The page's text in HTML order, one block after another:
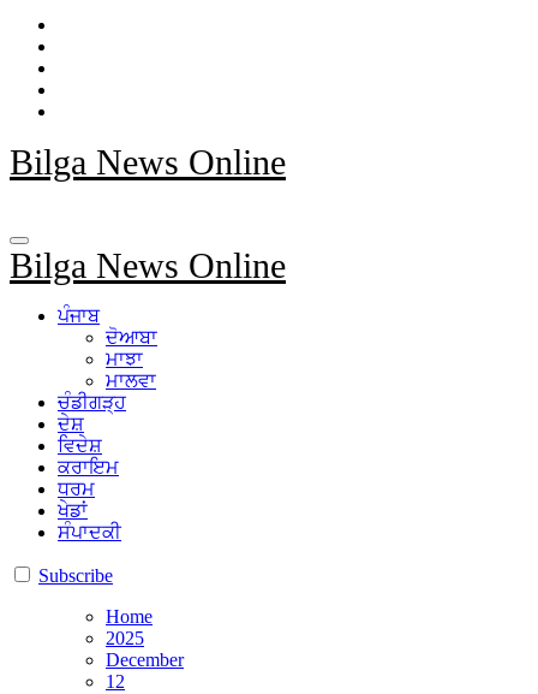
Bilga News Online
Bilga News Online
ਪੰਜਾਬ
ਦੋਆਬਾ
ਮਾਝਾ
ਮਾਲਵਾ
ਚੰਡੀਗੜ੍ਹ
ਦੇਸ਼
ਵਿਦੇਸ਼
ਕਰਾਇਮ
ਧਰਮ
ਖੇਡਾਂ
ਸੰਪਾਦਕੀ
Subscribe
Home
2025
December
12